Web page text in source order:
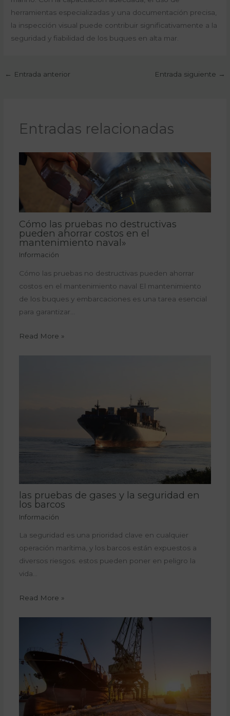
herramientas especializadas y una documentación precisa,
la inspección visual puede contribuir significativamente a la
seguridad y fiabilidad de los buques en alta mar.
← Entrada anterior Entrada siguiente →
Entradas relacionadas
Cómo las pruebas no destructivas
pueden ahorrar costos en el
mantenimiento naval»
Información
Cómo las pruebas no destructivas pueden ahorrar
costos en el mantenimiento naval El mantenimiento
de los buques y embarcaciones es una tarea esencial
para garantizar…
Read More »
las pruebas de gases y la seguridad en
los barcos
Información
La seguridad es una prioridad clave en cualquier
operación marítima, y los barcos están expuestos a
diversos riesgos. estos pueden poner en peligro la
vida…
Read More »